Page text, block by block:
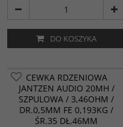
DO KOSZYKA
CEWKA RDZENIOWA
JANTZEN AUDIO 20MH /
SZPULOWA / 3,46OHM /
DR.0,5MM FE 0,193KG /
ŚR.35 DŁ.46MM